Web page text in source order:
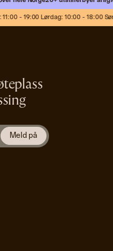
- 19:00 Lørdag: 10:00 - 18:00